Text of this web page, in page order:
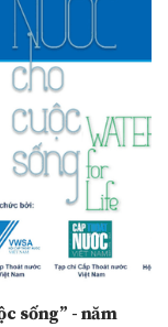
sống” - năm